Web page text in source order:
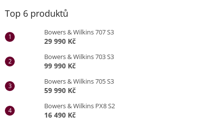
Top 6 produktů
Bowers & Wilkins 707 S3
29 990 Kč
Bowers & Wilkins 703 S3
99 990 Kč
Bowers & Wilkins 705 S3
59 990 Kč
Bowers & Wilkins PX8 S2
16 490 Kč